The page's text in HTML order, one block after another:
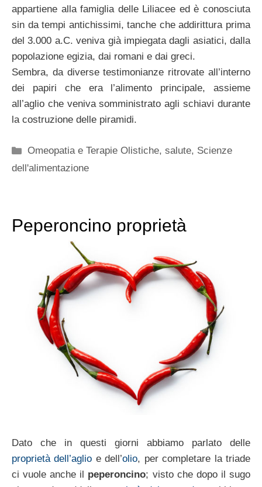
appartiene alla famiglia delle Liliacee ed è conosciuta
sin da tempi antichissimi, tanche che addirittura prima
del 3.000 a.C. veniva già impiegata dagli asiatici, dalla
popolazione egizia, dai romani e dai greci.
Sembra, da diverse testimonianze ritrovate all’interno
dei papiri che era l’alimento principale, assieme
all’aglio che veniva somministrato agli schiavi durante
la costruzione delle piramidi.
Categorie
Omeopatia e Terapie Olistiche,salute, Scienze
dell'alimentazione
Peperoncino proprietà
Dato che in questi giorni abbiamo parlato delle
proprietà dell’aglio e dell’olio, per completare la triade
ci vuole anche il peperoncino; visto che dopo il sugo